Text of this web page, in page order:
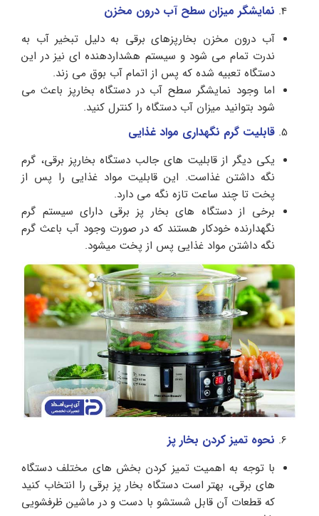
نمایشگر میزان سطح آب درون مخزن
آب درون مخزن بخارپزهای برقی به دلیل تبخیر آب به
ندرت تمام می شود و سیستم هشداردهنده ای نیز در این
دستگاه تعبیه شده که پس از اتمام آب بوق می زند.
اما وجود نمایشگر سطح آب در دستگاه بخارپز باعث می
شود بتوانید میزان آب دستگاه را کنترل کنید.
قابلیت گرم نگهداری مواد غذایی
یکی دیگر از قابلیت های جالب دستگاه بخارپز برقی، گرم
نگه داشتن غذاست. این قابلیت مواد غذایی را پس از
پخت تا چند ساعت تازه نگه می دارد.
برخی از دستگاه های بخار پز برقی دارای سیستم گرم
نگهدارنده خودکار هستند که در صورت وجود آب باعث گرم
نگه داشتن مواد غذایی پس از پخت میشود.
نحوه تمیز کردن بخار پز
با توجه به اهمیت تمیز کردن بخش های مختلف دستگاه
های برقی، بهتر است دستگاه بخار پز برقی را انتخاب کنید
که قطعات آن قابل شستشو با دست و در ماشین ظرفشویی